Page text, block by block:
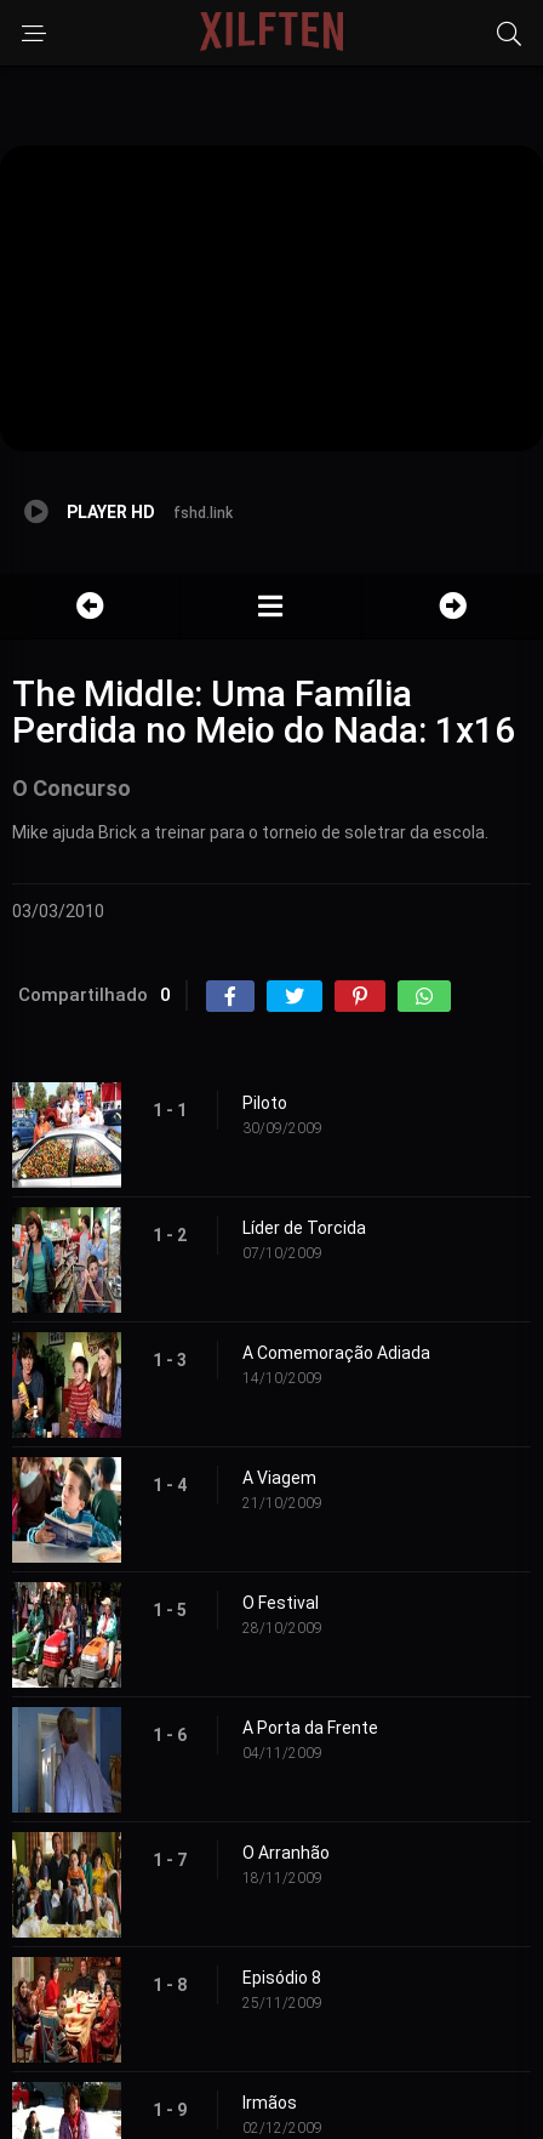
PLAYER HD fshd.link
The Middle: Uma Família
Perdida no Meio do Nada: 1x16
O Concurso
Mike ajuda Brick a treinar para o torneio de soletrar da escola.
03/03/2010
Compartilhado 0
1 - 1 Piloto
30/09/2009
1 - 2 Líder de Torcida
07/10/2009
1 - 3 A Comemoração Adiada
14/10/2009
1 - 4 A Viagem
21/10/2009
1 - 5 O Festival
28/10/2009
1 - 6 A Porta da Frente
04/11/2009
1 - 7 O Arranhão
18/11/2009
1 - 8 Episódio 8
25/11/2009
1 - 9 Irmãos
02/12/2009